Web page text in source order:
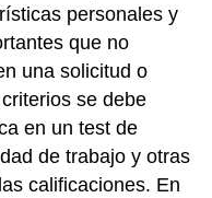
personales y
que no
una solicitud o
se debe
en un test de
de trabajo y otras
calificaciones. En